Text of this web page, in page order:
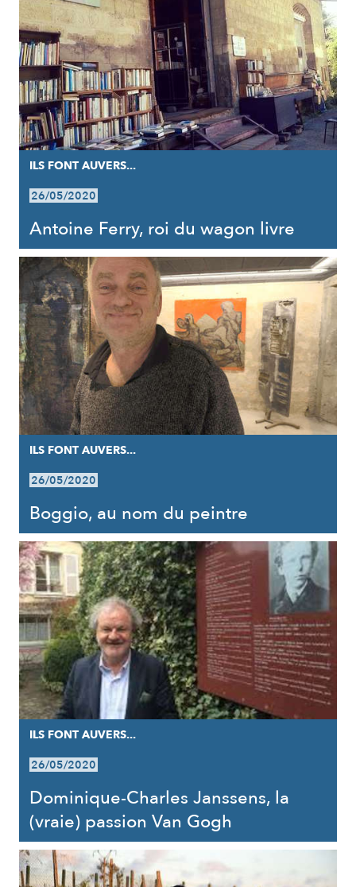
ILS FONT AUVERS...
26/05/2020
Antoine Ferry, roi du wagon livre
ILS FONT AUVERS...
26/05/2020
Boggio, au nom du peintre
ILS FONT AUVERS...
26/05/2020
Dominique-Charles Janssens, la
(vraie) passion Van Gogh